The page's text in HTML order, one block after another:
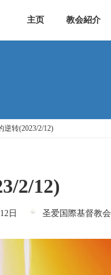
主页 教会紹介
逆转(2023/2/12)
2/12)
日 圣爱国際基督教会